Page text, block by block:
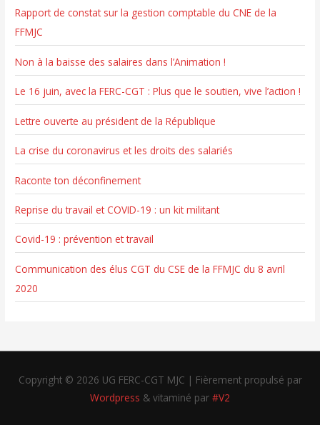
e
r
:
Rapport de constat sur la gestion comptable du CNE de la
FFMJC
Non à la baisse des salaires dans l’Animation !
Le 16 juin, avec la FERC-CGT : Plus que le soutien, vive l’action !
Lettre ouverte au président de la République
La crise du coronavirus et les droits des salariés
Raconte ton déconfinement
Reprise du travail et COVID-19 : un kit militant
Covid-19 : prévention et travail
Communication des élus CGT du CSE de la FFMJC du 8 avril
2020
Copyright © 2026 UG FERC-CGT MJC | Fièrement propulsé par
Wordpress & vitaminé par #V2